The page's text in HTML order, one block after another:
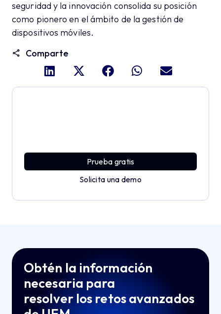
seguridad y la innovación consolida su posición
como pionero en el ámbito de la gestión de
dispositivos móviles.
Comparte
Prueba gratis
Solicita una demo
Obtén la información
necesaria para
resolver los retos avanzados